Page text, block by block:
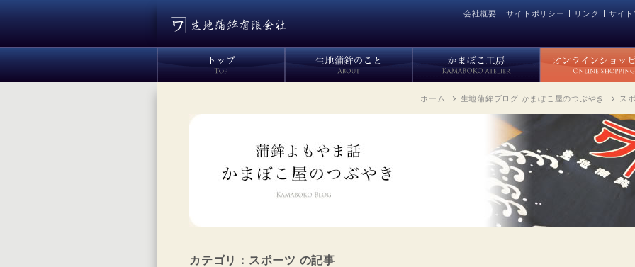
会社概要 サイトポリシー リンク サイ
ホーム 生地蒲鉾ブログ かまぼこ屋のつぶやき ス
カテゴリ：スポーツ の記事